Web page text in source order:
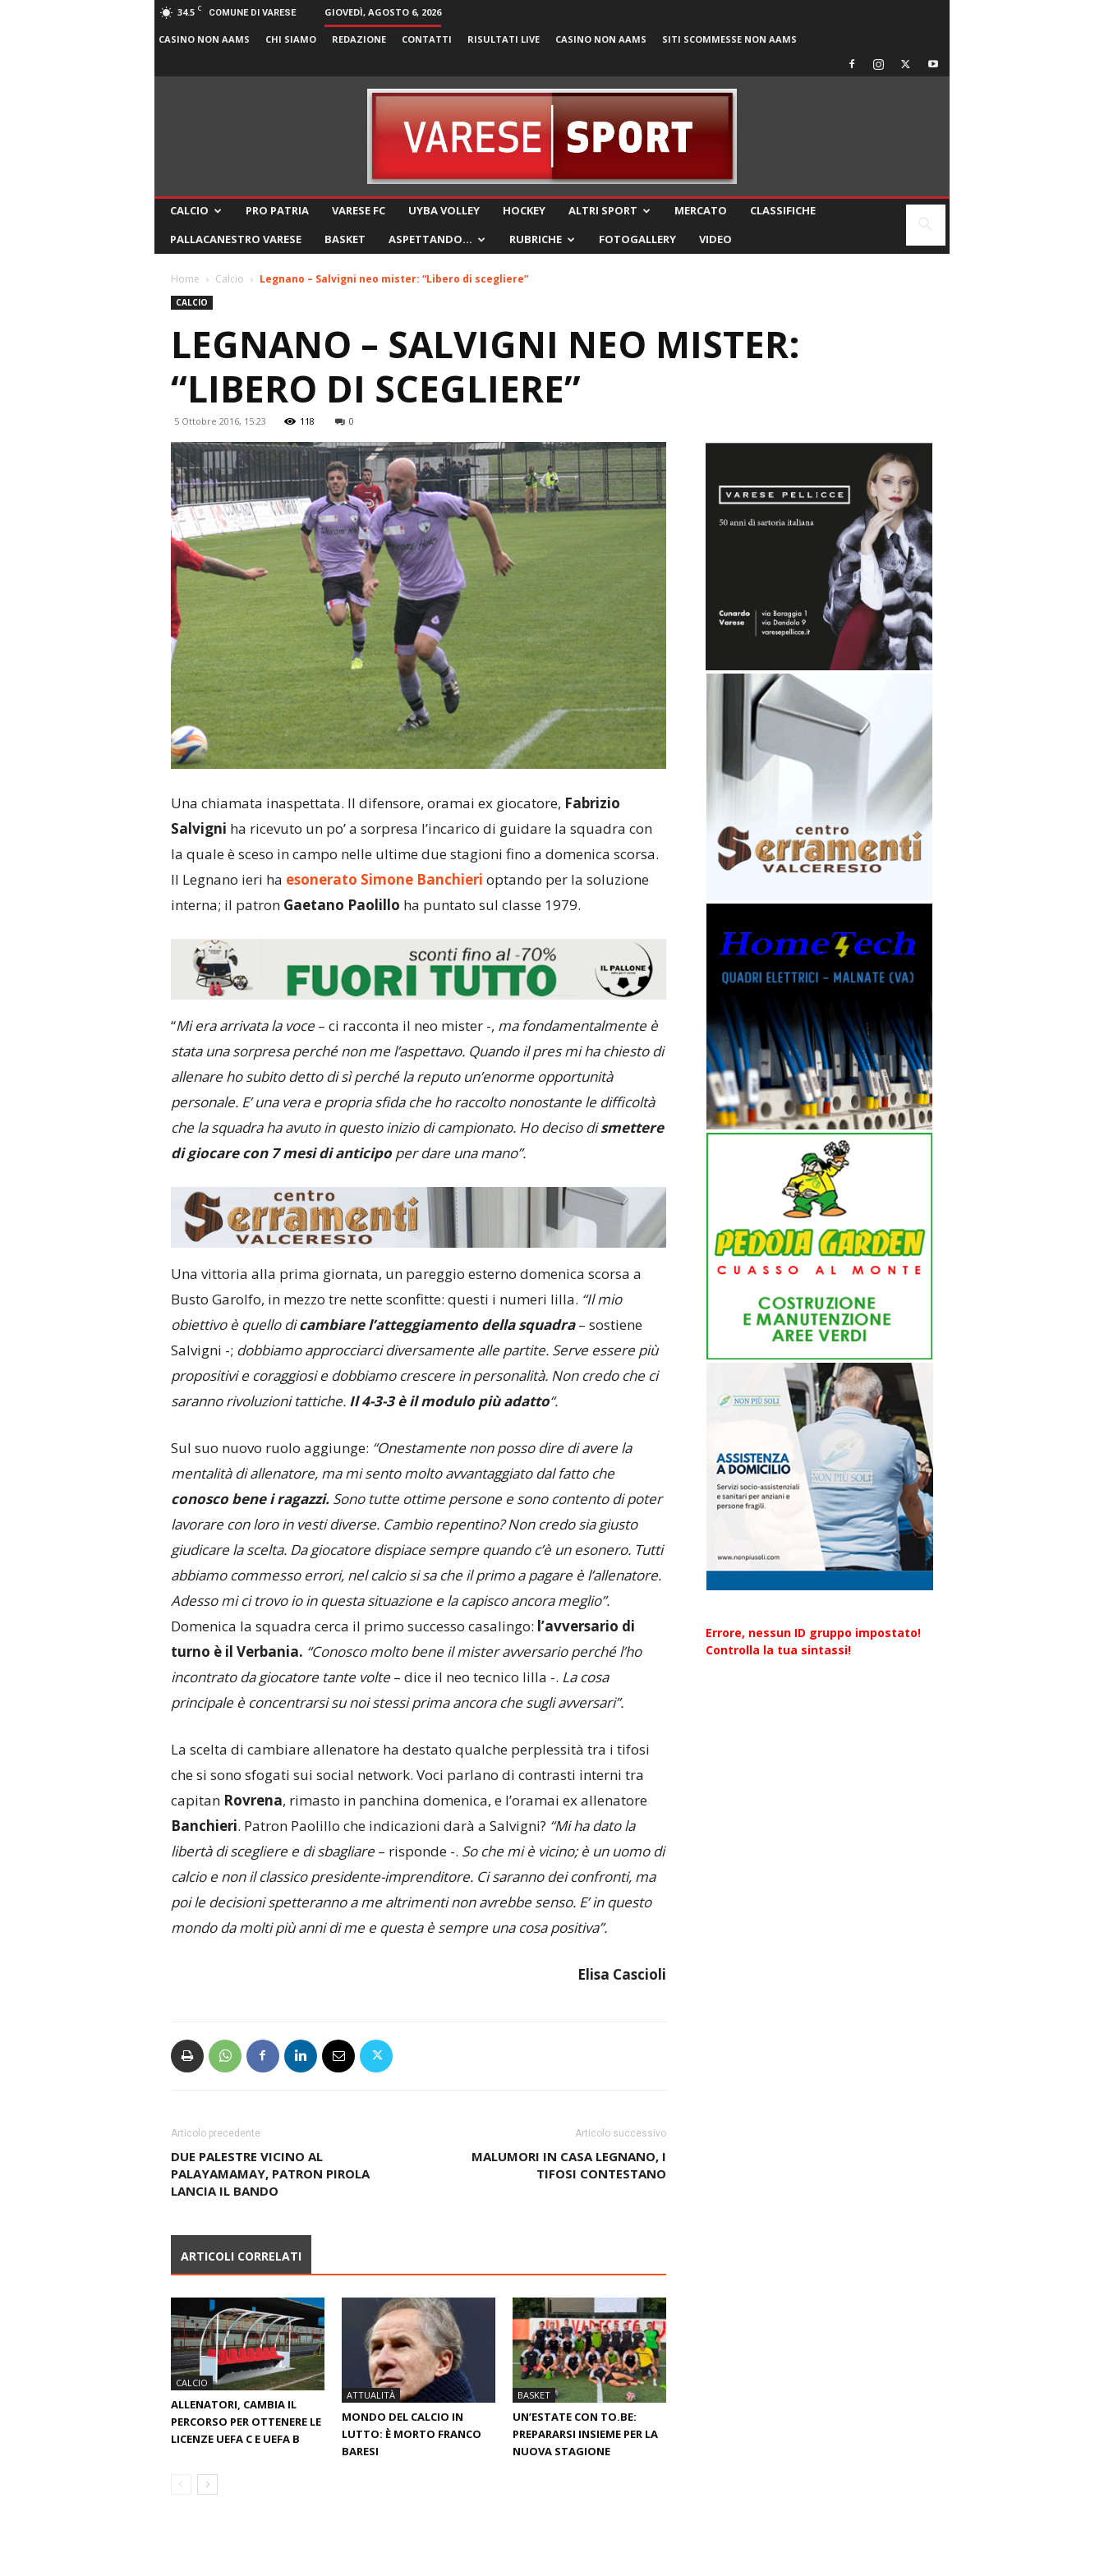
34.5 C COMUNE DI VARESE GIOVEDÌ, AGOSTO 6, 2026
CASINO NON AAMS CHI SIAMO REDAZIONE CONTATTI RISULTATI LIVE CASINO NON AAMS SITI SCOMMESSE NON AAMS
CALCIO PRO PATRIA VARESE FC UYBA VOLLEY HOCKEY ALTRI SPORT MERCATO
CLASSIFICHE
PALLACANESTRO VARESE
BASKET ASPETTANDO… RUBRICHE FOTOGALLERY VIDEO
Home Calcio Legnano – Salvigni neo mister: “Libero di scegliere”
CALCIO
LEGNANO – SALVIGNI NEO MISTER:
“LIBERO DI SCEGLIERE”
5 Ottobre 2016, 15:23 118 0
Una chiamata inaspettata. Il difensore, oramai ex giocatore, Fabrizio
Salvigni ha ricevuto un po’ a sorpresa l’incarico di guidare la squadra con
la quale è sceso in campo nelle ultime due stagioni fino a domenica scorsa.
Il Legnano ieri ha esonerato Simone Banchieri optando per la soluzione
interna; il patron Gaetano Paolillo ha puntato sul classe 1979.
“Mi era arrivata la voce– ci racconta il neo mister -, ma fondamentalmente è
stata una sorpresa perché non me l’aspettavo. Quando il pres mi ha chiesto di
allenare ho subito detto di sì perché la reputo un’enorme opportunità
personale. E’ una vera e propria sfida che ho raccolto nonostante le difficoltà
che la squadra ha avuto in questo inizio di campionato. Ho deciso dismettere
di giocare con 7 mesi di anticipoper dare una mano”.
Una vittoria alla prima giornata, un pareggio esterno domenica scorsa a
Busto Garolfo, in mezzo tre nette sconfitte: questi i numeri lilla. “Il mio
obiettivo è quello dicambiare l’atteggiamento della squadra– sostiene
Salvigni -; dobbiamo approcciarci diversamente alle partite. Serve essere più
propositivi e coraggiosi e dobbiamo crescere in personalità. Non credo che ci
saranno rivoluzioni tattiche. Il 4-3-3 è il modulo più adatto“.
Sul suo nuovo ruolo aggiunge: “Onestamente non posso dire di avere la
mentalità di allenatore, ma mi sento molto avvantaggiato dal fatto che
conosco bene i ragazzi.Sono tutte ottime persone e sono contento di poter
lavorare con loro in vesti diverse. Cambio repentino? Non credo sia giusto
giudicare la scelta. Da giocatore dispiace sempre quando c’è un esonero. Tutti
abbiamo commesso errori, nel calcio si sa che il primo a pagare è l’allenatore.
Adesso mi ci trovo io in questa situazione e la capisco ancora meglio”.
Domenica la squadra cerca il primo successo casalingo: l’avversario di
turno è il Verbania. “Conosco molto bene il mister avversario perché l’ho
incontrato da giocatore tante volte– dice il neo tecnico lilla -. La cosa
principale è concentrarsi su noi stessi prima ancora che sugli avversari”.
La scelta di cambiare allenatore ha destato qualche perplessità tra i tifosi
che si sono sfogati sui social network. Voci parlano di contrasti interni tra
capitan Rovrena, rimasto in panchina domenica, e l’oramai ex allenatore
Banchieri. Patron Paolillo che indicazioni darà a Salvigni? “Mi ha dato la
libertà di scegliere e di sbagliare– risponde -. So che mi è vicino; è un uomo di
calcio e non il classico presidente-imprenditore. Ci saranno dei confronti, ma
poi le decisioni spetteranno a me altrimenti non avrebbe senso. E’ in questo
mondo da molti più anni di me e questa è sempre una cosa positiva”.
Elisa Cascioli
Articolo precedente
DUE PALESTRE VICINO AL
PALAYAMAMAY, PATRON PIROLA
LANCIA IL BANDO
Articolo successivo
MALUMORI IN CASA LEGNANO, I
TIFOSI CONTESTANO
ARTICOLI CORRELATI
CALCIO
ALLENATORI, CAMBIA IL
PERCORSO PER OTTENERE LE
LICENZE UEFA C E UEFA B
ATTUALITÀ
MONDO DEL CALCIO IN
LUTTO: È MORTO FRANCO
BARESI
BASKET
UN’ESTATE CON TO.BE:
PREPARARSI INSIEME PER LA
NUOVA STAGIONE
Errore, nessun ID gruppo impostato!
Controlla la tua sintassi!